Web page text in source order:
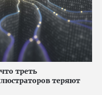
треть
теряют